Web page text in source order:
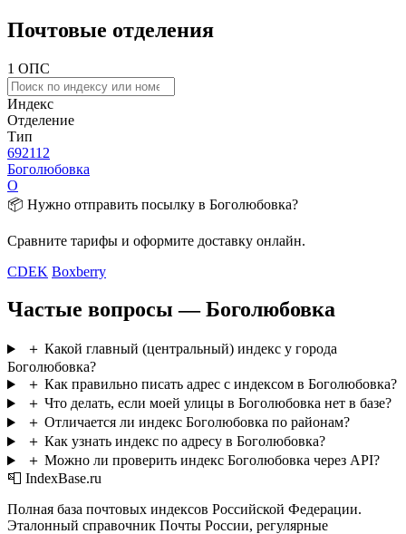
Почтовые отделения
1 ОПС
Индекс
Отделение
Тип
692112
Боголюбовка
О
📦 Нужно отправить посылку в Боголюбовка?
Сравните тарифы и оформите доставку онлайн.
CDEK Boxberry
Частые вопросы — Боголюбовка
＋ Какой главный (центральный) индекс у города
Боголюбовка?
＋ Как правильно писать адрес с индексом в Боголюбовка?
＋ Что делать, если моей улицы в Боголюбовка нет в базе?
＋ Отличается ли индекс Боголюбовка по районам?
＋ Как узнать индекс по адресу в Боголюбовка?
＋ Можно ли проверить индекс Боголюбовка через API?
📮 IndexBase.ru
Полная база почтовых индексов Российской Федерации.
Эталонный справочник Почты России, регулярные